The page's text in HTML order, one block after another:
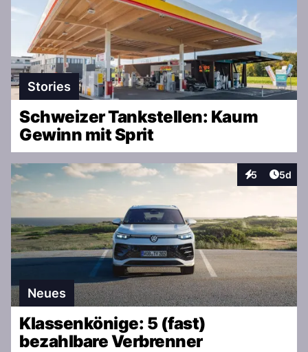
Stories
Schweizer Tankstellen: Kaum
Gewinn mit Sprit
5
Interaktionen
5d
Neues
Klassenkönige: 5 (fast)
bezahlbare Verbrenner